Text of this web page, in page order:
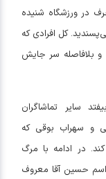
در ورزشگاه شنیده
کل افرادی که
بلافاصله سر جایش
سایر تماشاگران
سهراب بوقی که
در ادامه با مرگ
حسین آقا معروف